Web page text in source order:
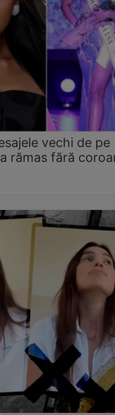
vechi de pe
rămas fără